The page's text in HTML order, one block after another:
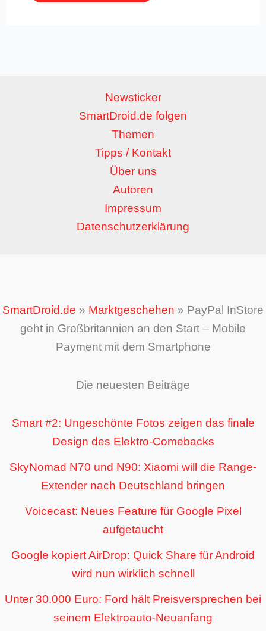
Newsticker
SmartDroid.de folgen
Themen
Tipps / Kontakt
Über uns
Autoren
Impressum
Datenschutzerklärung
SmartDroid.de » Marktgeschehen » PayPal InStore
geht in Großbritannien an den Start – Mobile
Payment mit dem Smartphone
Die neuesten Beiträge
Smart #2: Ungeschönte Fotos zeigen das finale
Design des Elektro-Comebacks
SkyNomad N70 und N90: Xiaomi will die Range-
Extender nach Deutschland bringen
Voicecast: Neues Feature für Google Pixel
aufgetaucht
Google kopiert AirDrop: Quick Share für Android
wird nun wirklich schnell
Unter 30.000 Euro: Ford hält Preisversprechen bei
seinem Elektroauto-Neuanfang